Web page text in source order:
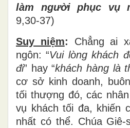
làm người phục vụ
9,30-37)
Suy niệm: Chẳng ai
ngôn: “Vui lòng khách
đi” hay “khách hàng là
cơ sở kinh doanh,
tối thượng đó, các
vụ khách tối đa, khiến
nhất có thể. Chúa Giê-